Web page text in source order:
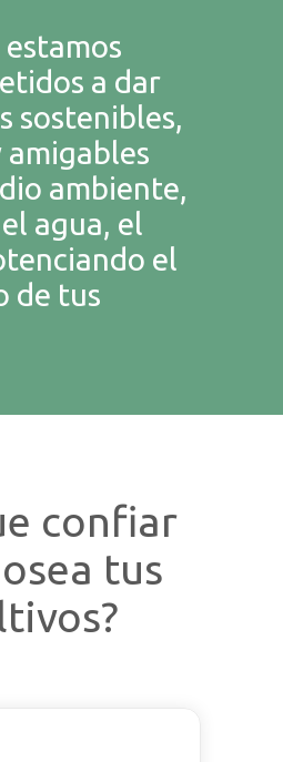
estamos
a dar
sostenibles,
amigables
ambiente,
agua, el
el
de tus
confiar
tus